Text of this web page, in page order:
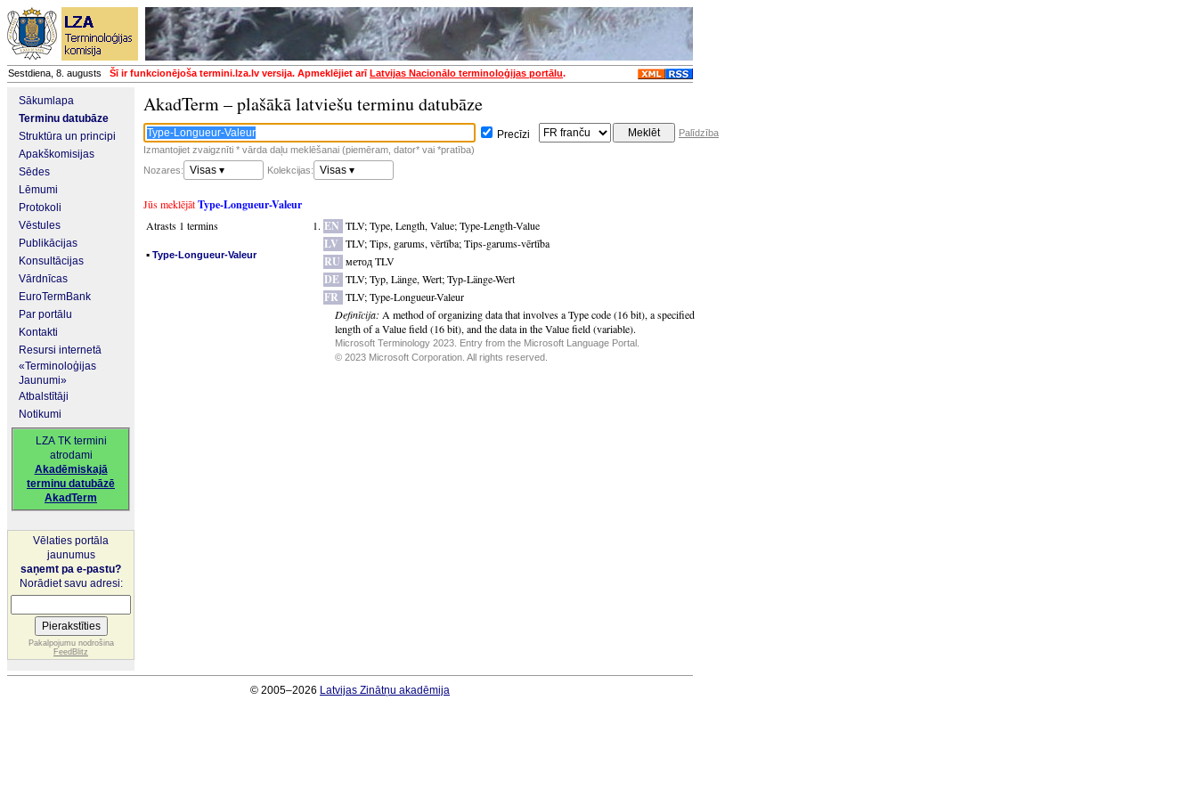
Sestdiena, 8. augusts Šī ir funkcionējoša termini.lza.lv versija. Apmeklējiet arīLatvijas Nacionālo terminoloģijas portālu.
Sākumlapa
Terminu datubāze
Struktūra un principi
Apakškomisijas
Sēdes
Lēmumi
Protokoli
Vēstules
Publikācijas
Konsultācijas
Vārdnīcas
EuroTermBank
Par portālu
Kontakti
Resursi internetā
«Terminoloģijas
Jaunumi»
Atbalstītāji
Notikumi
LZA TK termini
atrodami
Akadēmiskajā
terminu datubāzē
AkadTerm
Vēlaties portāla
jaunumus
saņemt pa e-pastu?
Norādiet savu adresi:
Pakalpojumu nodrošina
FeedBlitz
AkadTerm – plašākā latviešu terminu datubāze
Precīzi
Palīdzība
Izmantojiet zvaigznīti * vārda daļu meklēšanai (piemēram, dator* vai *pratība)
Nozares:
Visas ▾ Kolekcijas: Visas ▾
Jūs meklējātType-Longueur-Valeur
Atrasts 1 termins
▪ Type-Longueur-Valeur
EN TLV;Type, Length, Value;Type-Length-Value
LV TLV;Tips, garums, vērtība;Tips-garums-vērtība
RU метод TLV
DE TLV;Typ, Länge, Wert;Typ-Länge-Wert
FR TLV;Type-Longueur-Valeur
Definīcija: A method of organizing data that involves a Type code (16 bit), a specified
length of a Value field (16 bit), and the data in the Value field (variable).
Microsoft Terminology 2023. Entry from the Microsoft Language Portal.
© 2023 Microsoft Corporation. All rights reserved.
© 2005–2026 Latvijas Zinātņu akadēmija